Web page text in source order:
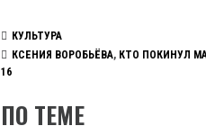
КУЛЬТУРА
КСЕНИЯ ВОРОБЬЁВА, КТО ПОКИНУЛ
16
ПО ТЕМЕ